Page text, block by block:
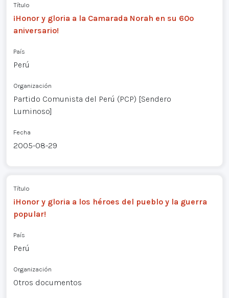
Título
¡Honor y gloria a la Camarada Norah en su 60º
aniversario!
País
Perú
Organización
Partido Comunista del Perú (PCP) [Sendero
Luminoso]
Fecha
2005-08-29
Título
¡Honor y gloria a los héroes del pueblo y la guerra
popular!
País
Perú
Organización
Otros documentos